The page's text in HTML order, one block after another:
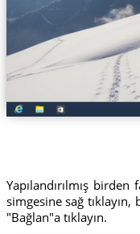
Yapılandırılmış
simgesine sağ
"Bağlan"a tıklayın.